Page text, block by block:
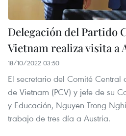
Delegación del Partido
Vietnam realiza visita a
18/10/2022 03:50
El secretario del Comité Central
de Vietnam (PCV) y jefe de su
y Educación, Nguyen Trong
trabajo de tres día a Austria.